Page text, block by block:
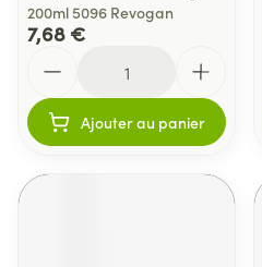
200ml 5096 Revogan
7,68 €
Ajouter au panier